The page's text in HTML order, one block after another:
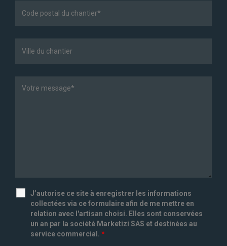
J’autorise ce site à enregistrer les informations
collectées via ce formulaire afin de me mettre en
relation avec l'artisan choisi. Elles sont conservées
un an par la société Marketizi SAS et destinées au
service commercial. *